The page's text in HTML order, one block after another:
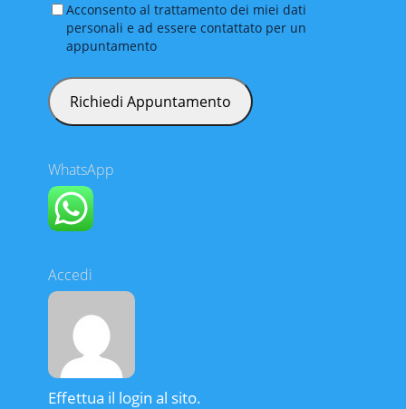
Acconsento al trattamento dei miei dati
personali e ad essere contattato per un
appuntamento
WhatsApp
Accedi
Effettua il login al sito.